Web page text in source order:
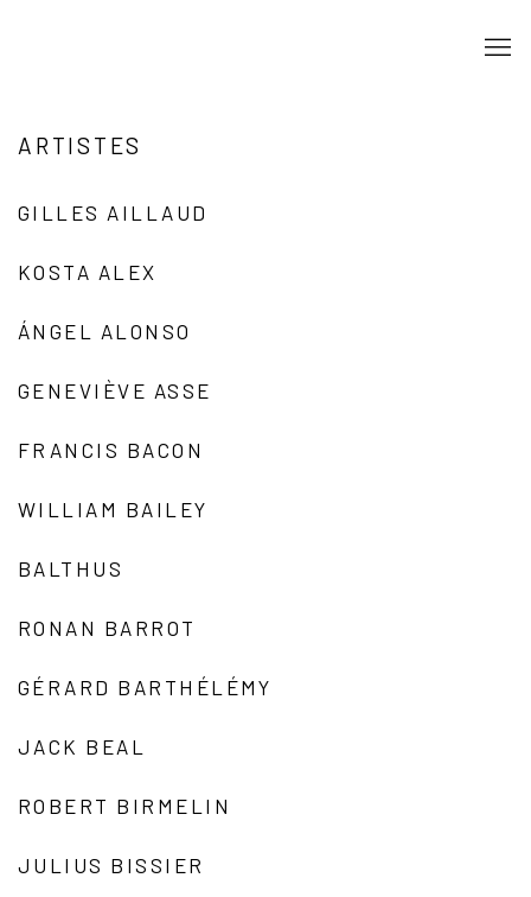
ARTISTES
GILLES AILLAUD
KOSTA ALEX
ÁNGEL ALONSO
GENEVIÈVE ASSE
FRANCIS BACON
WILLIAM BAILEY
BALTHUS
RONAN BARROT
GÉRARD BARTHÉLÉMY
JACK BEAL
ROBERT BIRMELIN
JULIUS BISSIER